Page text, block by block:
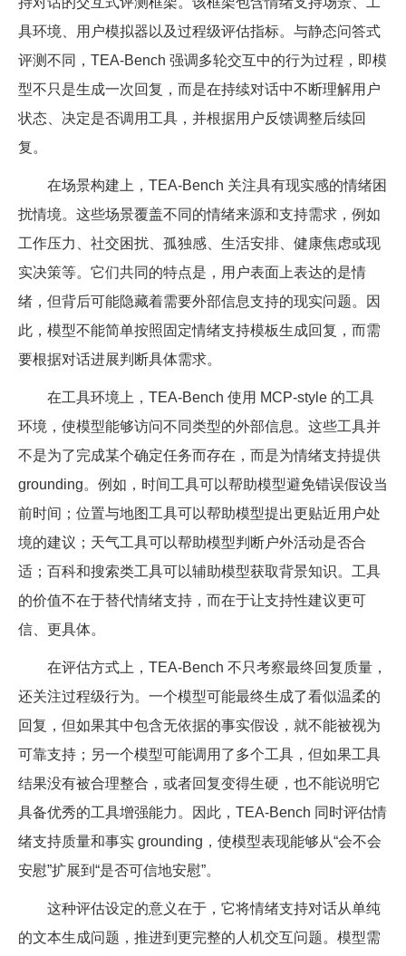
具环境、用户模拟器以及过程级评估指标。与静态问答式
评测不同，TEA-Bench 强调多轮交互中的行为过程，即模
型不只是生成一次回复，而是在持续对话中不断理解用户
状态、决定是否调用工具，并根据用户反馈调整后续回
复。
在场景构建上，TEA-Bench 关注具有现实感的情绪困
扰情境。这些场景覆盖不同的情绪来源和支持需求，例如
工作压力、社交困扰、孤独感、生活安排、健康焦虑或现
实决策等。它们共同的特点是，用户表面上表达的是情
绪，但背后可能隐藏着需要外部信息支持的现实问题。因
此，模型不能简单按照固定情绪支持模板生成回复，而需
要根据对话进展判断具体需求。
在工具环境上，TEA-Bench 使用 MCP-style 的工具
环境，使模型能够访问不同类型的外部信息。这些工具并
不是为了完成某个确定任务而存在，而是为情绪支持提供
grounding。例如，时间工具可以帮助模型避免错误假设当
前时间；位置与地图工具可以帮助模型提出更贴近用户处
境的建议；天气工具可以帮助模型判断户外活动是否合
适；百科和搜索类工具可以辅助模型获取背景知识。工具
的价值不在于替代情绪支持，而在于让支持性建议更可
信、更具体。
在评估方式上，TEA-Bench 不只考察最终回复质量，
还关注过程级行为。一个模型可能最终生成了看似温柔的
回复，但如果其中包含无依据的事实假设，就不能被视为
可靠支持；另一个模型可能调用了多个工具，但如果工具
结果没有被合理整合，或者回复变得生硬，也不能说明它
具备优秀的工具增强能力。因此，TEA-Bench 同时评估情
绪支持质量和事实 grounding，使模型表现能够从“会不会
安慰”扩展到“是否可信地安慰”。
这种评估设定的意义在于，它将情绪支持对话从单纯
的文本生成问题，推进到更完整的人机交互问题。模型需